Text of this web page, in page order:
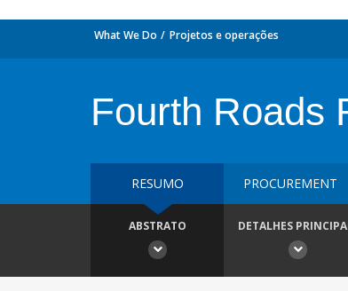
What We Do Projetos e operações
Fourth Roads
RESUMO PROCUREMENT
ABSTRATO DETALHES